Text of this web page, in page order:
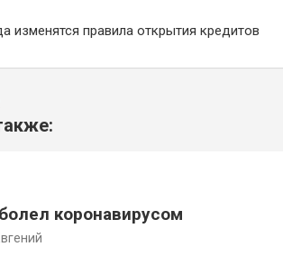
изменятся правила открытия кредитов
коронавирусом